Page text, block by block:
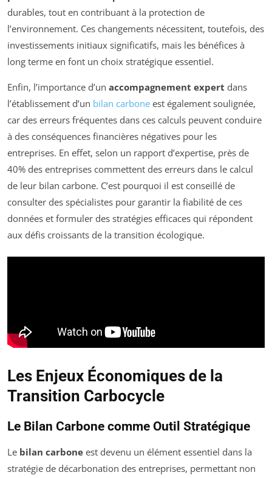
durables, tout en contribuant à la protection de
l’environnement. Ces changements nécessitent, toutefois, des
investissements initiaux significatifs, mais les bénéfices à
long terme en font un choix stratégique essentiel.
Enfin, l’importance d’un accompagnement expert dans
l’établissement d’un bilan carbone est également soulignée,
car des erreurs fréquentes dans ces calculs peuvent conduire
à des conséquences financières négatives pour les
entreprises. En effet, selon un rapport d’expertise, près de
40% des entreprises commettent des erreurs dans le calcul
de leur bilan carbone. C’est pourquoi il est conseillé de
consulter des spécialistes pour garantir la fiabilité de ces
données et formuler des stratégies efficaces qui répondent
aux défis croissants de la transition écologique.
Les Enjeux Économiques de la
Transition Carbocycle
Le Bilan Carbone comme Outil Stratégique
Le bilan carbone est devenu un élément essentiel dans la
stratégie de décarbonation des entreprises, permettant non